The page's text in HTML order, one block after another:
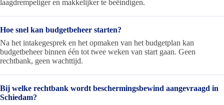
laagdrempeliger en makkelijker te beëindigen.
Hoe snel kan budgetbeheer starten?
Na het intakegesprek en het opmaken van het budgetplan kan
budgetbeheer binnen één tot twee weken van start gaan. Geen
rechtbank, geen wachttijd.
Bij welke rechtbank wordt beschermingsbewind aangevraagd in
Schiedam?